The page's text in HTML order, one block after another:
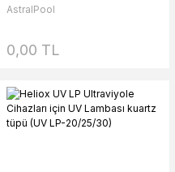
AstralPool
0,00 TL